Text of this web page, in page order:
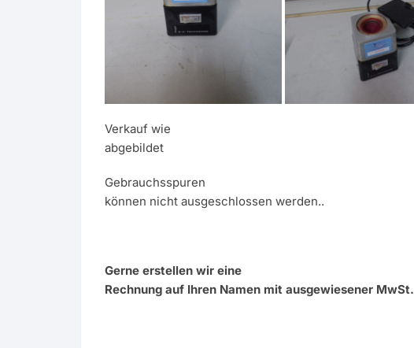
Verkauf wie
abgebildet
Gebrauchsspuren
können nicht ausgeschlossen werden..
Gerne erstellen wir eine
Rechnung auf Ihren Namen mit ausgewiesener MwSt.